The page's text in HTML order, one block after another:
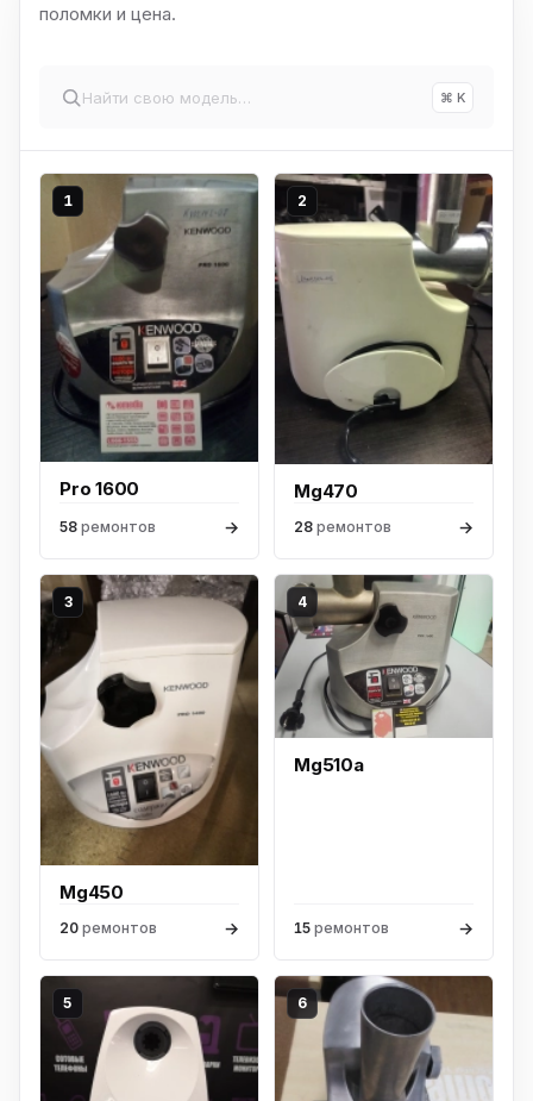
поломки и цена.
⌘ K
1
Pro 1600
58 ремонтов →
2
Mg470
28 ремонтов →
3
Mg450
20 ремонтов →
4
Mg510a
15 ремонтов →
5 6